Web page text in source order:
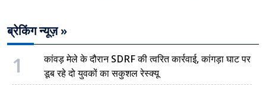
ब्रेकिंग न्यूज़ »
1
कांवड़ मेले के दौरान SDRF की त्वरित कार्रवाई, कांगड़ा घाट पर
डूब रहे दो युवकों का सकुशल रेस्क्यू